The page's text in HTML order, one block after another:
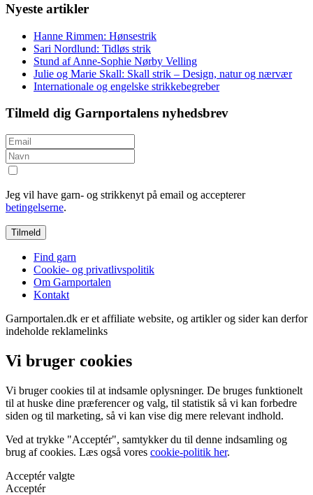
Nyeste artikler
Hanne Rimmen: Hønsestrik
Sari Nordlund: Tidløs strik
Stund af Anne-Sophie Nørby Velling
Julie og Marie Skall: Skall strik – Design, natur og nærvær
Internationale og engelske strikkebegreber
Tilmeld dig Garnportalens nyhedsbrev
Jeg vil have garn- og strikkenyt på email og accepterer
betingelserne.
Find garn
Cookie- og privatlivspolitik
Om Garnportalen
Kontakt
Garnportalen.dk er et affiliate website, og artikler og sider kan derfor
indeholde reklamelinks
Vi bruger cookies
Vi bruger cookies til at indsamle oplysninger. De bruges funktionelt
til at huske dine præferencer og valg, til statistik så vi kan forbedre
siden og til marketing, så vi kan vise dig mere relevant indhold.
Ved at trykke "Acceptér", samtykker du til denne indsamling og
brug af cookies. Læs også vores cookie-politik her.
Acceptér valgte
Acceptér